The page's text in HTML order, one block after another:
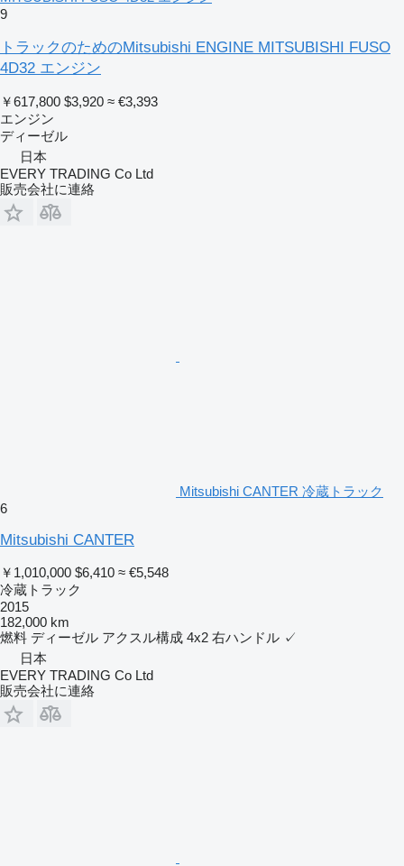
9
トラックのためのMitsubishi ENGINE MITSUBISHI FUSO
4D32 エンジン
￥617,800 $3,920 ≈ €3,393
エンジン
ディーゼル
日本
EVERY TRADING Co Ltd
販売会社に連絡
Mitsubishi CANTER 冷蔵トラック
6
Mitsubishi CANTER
￥1,010,000 $6,410 ≈ €5,548
冷蔵トラック
2015
182,000 km
燃料 ディーゼル アクスル構成 4x2 右ハンドル ✓
日本
EVERY TRADING Co Ltd
販売会社に連絡